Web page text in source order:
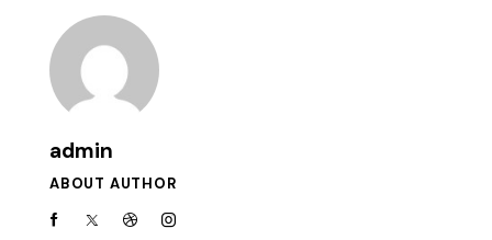
admin
ABOUT AUTHOR